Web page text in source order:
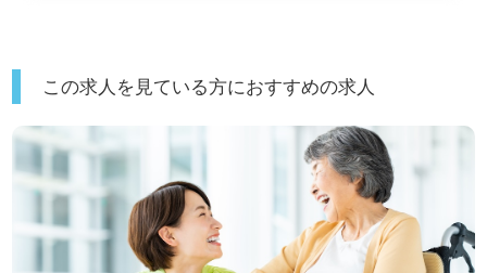
この求人を見ている方におすすめの求人